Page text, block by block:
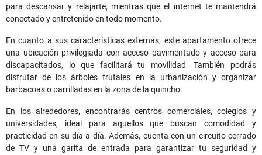
para descansar y relajarte, mientras que el internet te mantendrá
conectado y entretenido en todo momento.
En cuanto a sus características externas, este apartamento ofrece
una ubicación privilegiada con acceso pavimentado y acceso para
discapacitados, lo que facilitará tu movilidad. También podrás
disfrutar de los árboles frutales en la urbanización y organizar
barbacoas o parrilladas en la zona de la quincho.
En los alrededores, encontrarás centros comerciales, colegios y
universidades, ideal para aquellos que buscan comodidad y
practicidad en su día a día. Además, cuenta con un circuito cerrado
de TV y una garita de entrada para garantizar tu seguridad y